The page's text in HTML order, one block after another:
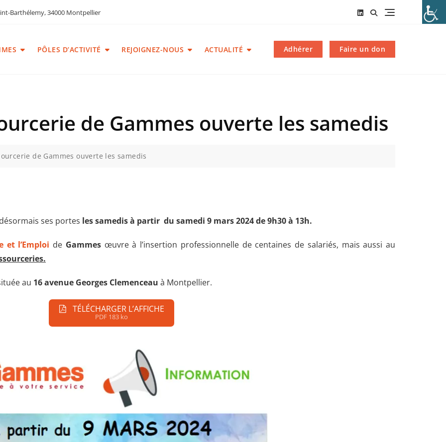
Barthélemy, 34000 Montpellier
PÔLES D’ACTIVITÉ REJOIGNEZ-NOUS ACTUALITÉ Adhérer Faire un don
de Gammes ouverte les samedis
de Gammes ouverte les samedis
ses portes les samedis à partir du samedi 9 mars 2024 de 9h30 à 13h.
et l’Emploi de Gammesœuvre à l’insertion professionnelle de centaines de salariés, mais aussi au
au 16 avenue Georges Clemenceau à Montpellier.
TÉLÉCHARGER L’AFFICHE
PDF 183 ko